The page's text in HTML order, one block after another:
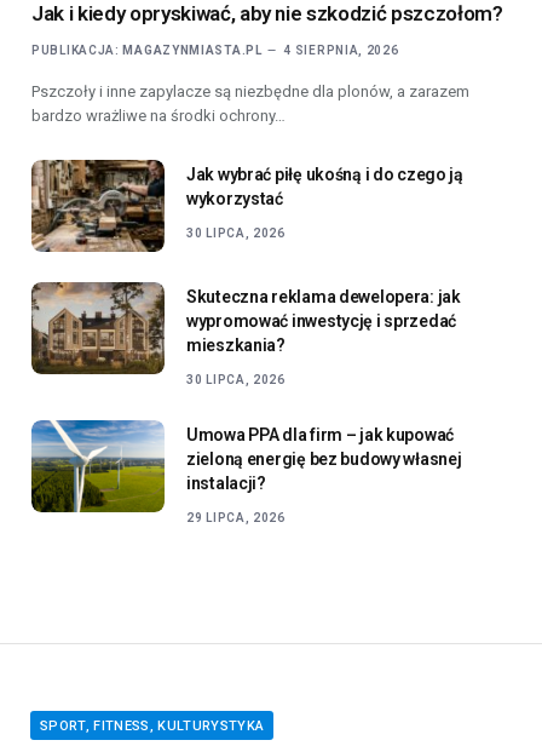
Jak i kiedy opryskiwać, aby nie szkodzić pszczołom?
PUBLIKACJA: MAGAZYNMIASTA.PL 4 SIERPNIA, 2026
Pszczoły i inne zapylacze są niezbędne dla plonów, a zarazem
bardzo wrażliwe na środki ochrony…
Jak wybrać piłę ukośną i do czego ją
wykorzystać
30 LIPCA, 2026
Skuteczna reklama dewelopera: jak
wypromować inwestycję i sprzedać
mieszkania?
30 LIPCA, 2026
Umowa PPA dla firm – jak kupować
zieloną energię bez budowy własnej
instalacji?
29 LIPCA, 2026
SPORT, FITNESS, KULTURYSTYKA